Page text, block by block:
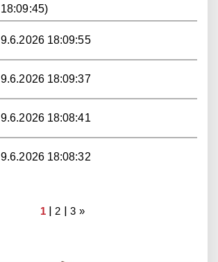
18:09:45)
9.6.2026 18:09:55
9.6.2026 18:09:37
9.6.2026 18:08:41
9.6.2026 18:08:32
1 |2 | 3 »